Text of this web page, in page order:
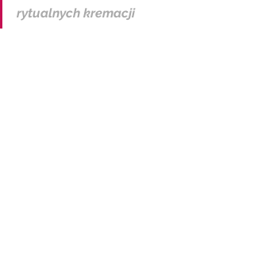
rytualnych kremacji